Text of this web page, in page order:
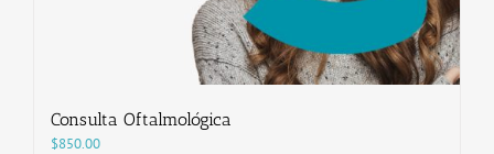
Consulta Oftalmológica
$850.00